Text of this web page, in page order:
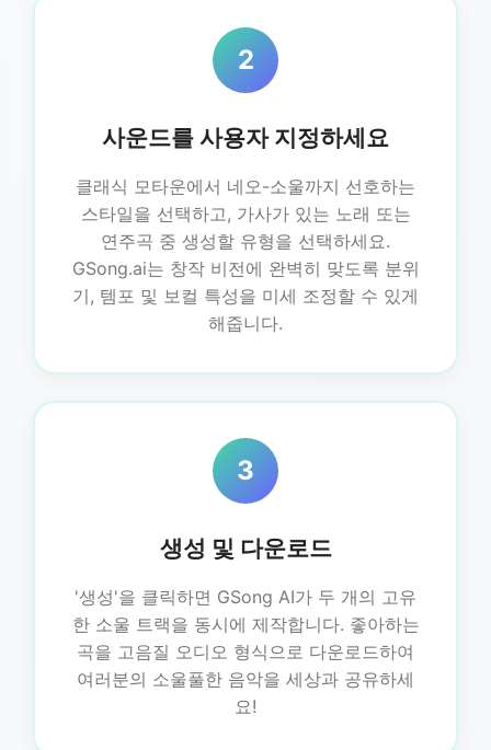
2
사운드를 사용자 지정하세요
클래식 모타운에서 네오-소울까지 선호하는
스타일을 선택하고, 가사가 있는 노래 또는
연주곡 중 생성할 유형을 선택하세요.
GSong.ai는 창작 비전에 완벽히 맞도록 분위
기, 템포 및 보컬 특성을 미세 조정할 수 있게
해줍니다.
3
생성 및 다운로드
'생성'을 클릭하면 GSong AI가 두 개의 고유
한 소울 트랙을 동시에 제작합니다. 좋아하는
곡을 고음질 오디오 형식으로 다운로드하여
여러분의 소울풀한 음악을 세상과 공유하세
요!